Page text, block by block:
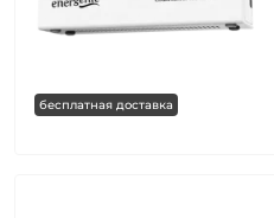
бесплатная доставка